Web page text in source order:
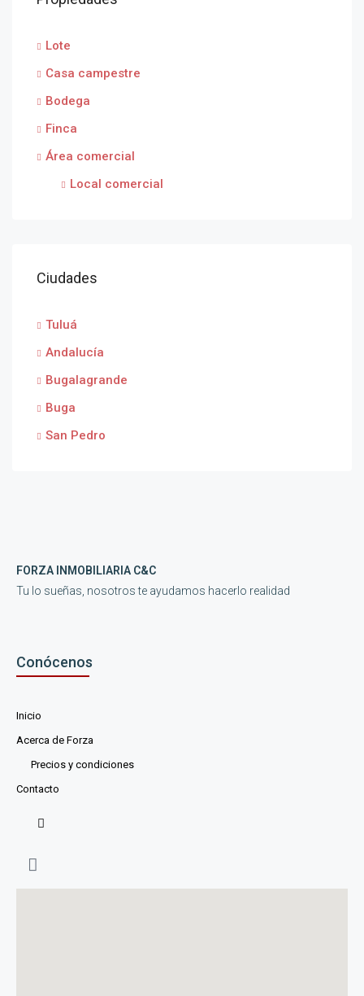
Lote
Casa campestre
Bodega
Finca
Área comercial
Local comercial
Ciudades
Tuluá
Andalucía
Bugalagrande
Buga
San Pedro
FORZA INMOBILIARIA C&C
Tu lo sueñas, nosotros te ayudamos hacerlo realidad
Conócenos
Inicio
Acerca de Forza
Precios y condiciones
Contacto